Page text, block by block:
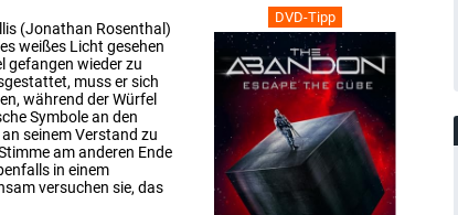
DVD-Tipp
(Jonathan Rosenthal)
weißes Licht gesehen
gefangen wieder zu
muss er sich
während der Würfel
Symbole an den
seinem Verstand zu
am anderen Ende
in einem
versuchen sie, das